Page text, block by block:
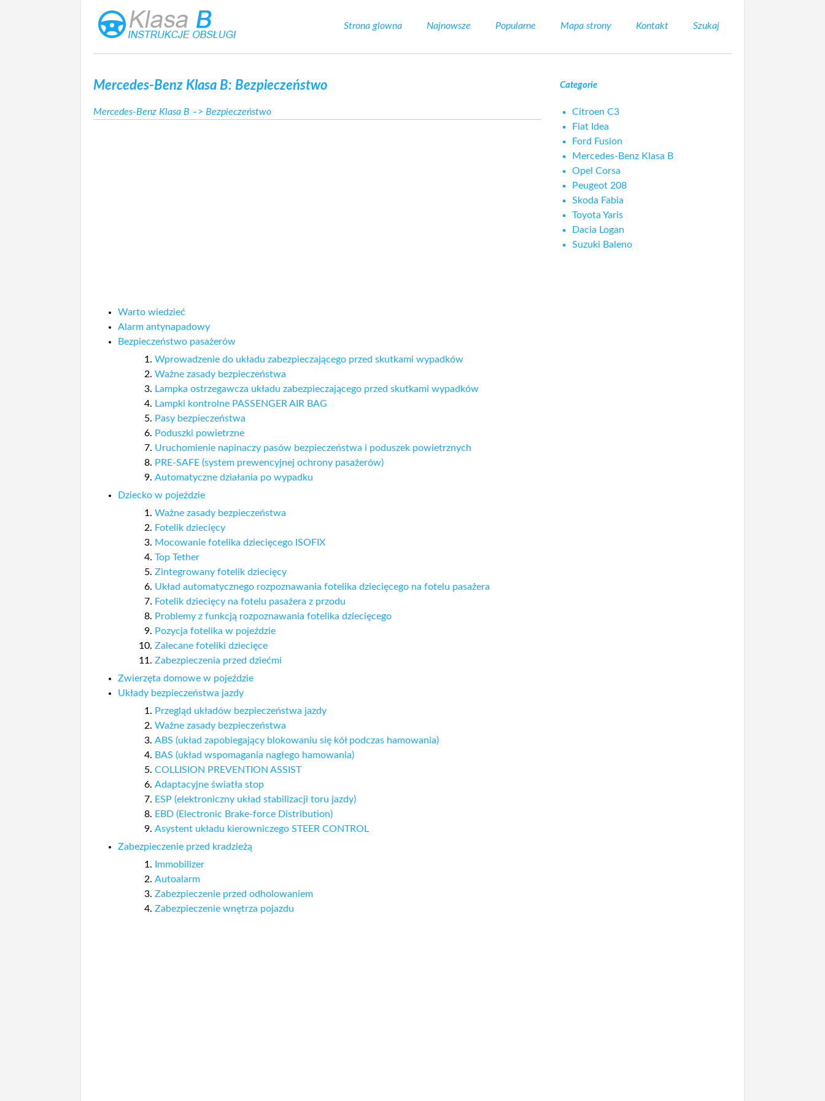
Strona glowna Najnowsze Popularne Mapa strony Kontakt Szukaj
Mercedes-Benz Klasa B: Bezpieczeństwo
Mercedes-Benz Klasa B –> Bezpieczeństwo
Warto wiedzieć
Alarm antynapadowy
Bezpieczeństwo pasażerów
Wprowadzenie do układu zabezpieczającego przed skutkami wypadków
Ważne zasady bezpieczeństwa
Lampka ostrzegawcza układu zabezpieczającego przed skutkami wypadków
Lampki kontrolne PASSENGER AIR BAG
Pasy bezpieczeństwa
Poduszki powietrzne
Uruchomienie napinaczy pasów bezpieczeństwa i poduszek powietrznych
PRE-SAFE (system prewencyjnej ochrony pasażerów)
Automatyczne działania po wypadku
Dziecko w pojeździe
Ważne zasady bezpieczeństwa
Fotelik dziecięcy
Mocowanie fotelika dziecięcego ISOFIX
Top Tether
Zintegrowany fotelik dziecięcy
Układ automatycznego rozpoznawania fotelika dziecięcego na fotelu pasażera
Fotelik dziecięcy na fotelu pasażera z przodu
Problemy z funkcją rozpoznawania fotelika dziecięcego
Pozycja fotelika w pojeździe
Zalecane foteliki dziecięce
Zabezpieczenia przed dziećmi
Zwierzęta domowe w pojeździe
Układy bezpieczeństwa jazdy
Przegląd układów bezpieczeństwa jazdy
Ważne zasady bezpieczeństwa
ABS (układ zapobiegający blokowaniu się kół podczas hamowania)
BAS (układ wspomagania nagłego hamowania)
COLLISION PREVENTION ASSIST
Adaptacyjne światła stop
ESP (elektroniczny układ stabilizacji toru jazdy)
EBD (Electronic Brake-force Distribution)
Asystent układu kierowniczego STEER CONTROL
Zabezpieczenie przed kradzieżą
Immobilizer
Autoalarm
Zabezpieczenie przed odholowaniem
Zabezpieczenie wnętrza pojazdu
Categorie
Citroen C3
Fiat Idea
Ford Fusion
Mercedes-Benz Klasa B
Opel Corsa
Peugeot 208
Skoda Fabia
Toyota Yaris
Dacia Logan
Suzuki Baleno